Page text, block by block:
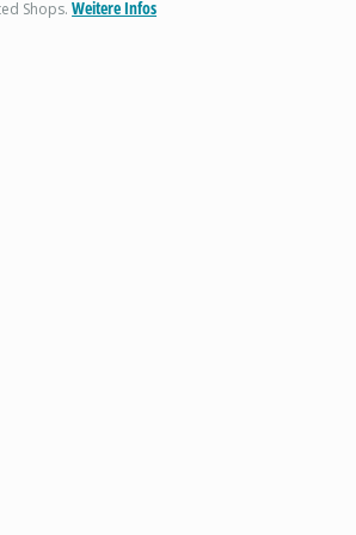
Shops.Weitere Infos